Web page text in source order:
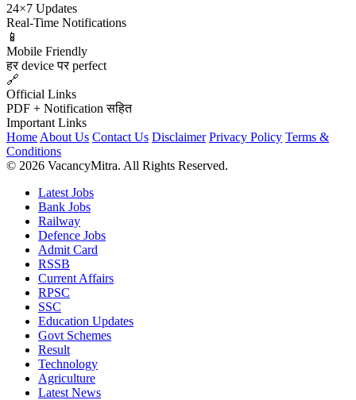
24×7 Updates
Real-Time Notifications
📱
Mobile Friendly
हर device पर perfect
🔗
Official Links
PDF + Notification सहित
Important Links
Home About Us Contact Us Disclaimer Privacy Policy Terms &
Conditions
© 2026 VacancyMitra. All Rights Reserved.
Latest Jobs
Bank Jobs
Railway
Defence Jobs
Admit Card
RSSB
Current Affairs
RPSC
SSC
Education Updates
Govt Schemes
Result
Technology
Agriculture
Latest News